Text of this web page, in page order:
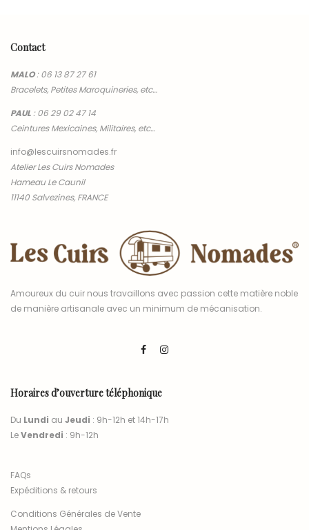
Contact
MALO:06 13 87 27 61
Bracelets, Petites Maroquineries, etc…
PAUL:06 29 02 47 14
Ceintures Mexicaines, Militaires, etc…
info@lescuirsnomades.fr
Atelier Les Cuirs Nomades
Hameau Le Caunil
11140 Salvezines, FRANCE
Amoureux du cuir nous travaillons avec passion cette matière noble
de manière artisanale avec un minimum de mécanisation.
Horaires d’ouverture téléphonique
Du Lundi au Jeudi : 9h-12h et 14h-17h
LeVendredi : 9h-12h
FAQs
Expéditions & retours
Conditions Générales de Vente